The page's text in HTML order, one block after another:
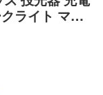
ライト マグ
登山 イベン
02W